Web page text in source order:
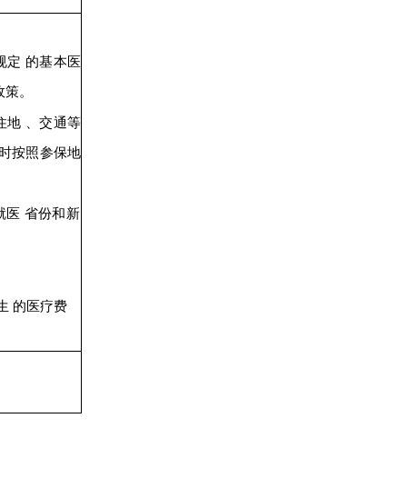
定 的基本医
。
地 、交通等
按照参保地
医 省份和新
的医疗费